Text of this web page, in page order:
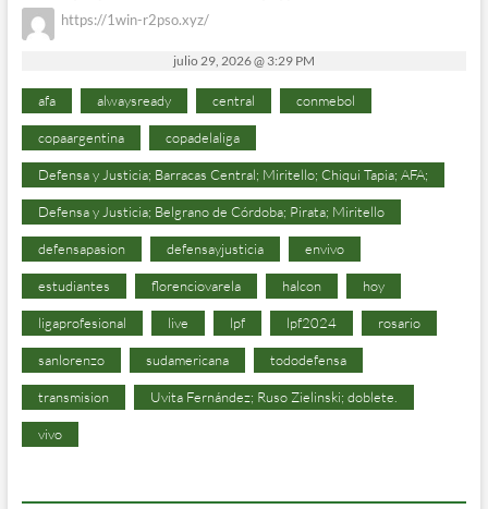
https://1win-r2pso.xyz/
julio 29, 2026 @ 3:29 PM
afa alwaysready central conmebol
copaargentina copadelaliga
Defensa y Justicia; Barracas Central; Miritello; Chiqui Tapia; AFA;
Defensa y Justicia; Belgrano de Córdoba; Pirata; Miritello
defensapasion defensayjusticia envivo
estudiantes florenciovarela halcon hoy
ligaprofesional live lpf lpf2024 rosario
sanlorenzo sudamericana tododefensa
transmision Uvita Fernández; Ruso Zielinski; doblete.
vivo